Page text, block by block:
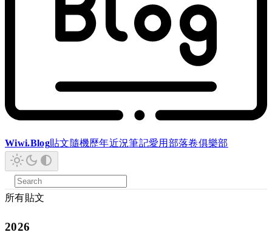
Wiwi.Blog貼文隨機歷年近況筆記愛用 部落卷俱樂部
所有貼文
2026